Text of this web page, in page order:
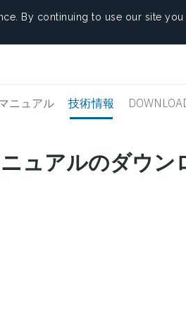
By continuing to use our site you
ニュアル 技術情報
ュアルのダウン